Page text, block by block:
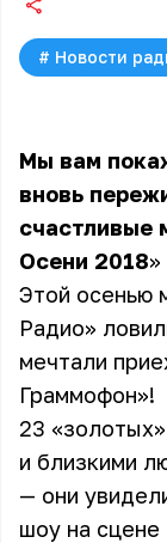
# Новости
Мы вам
вновь
счастливые
Осени 2018»
Этой осенью
Радио»
мечтали
Граммофон»!
23
и близкими
— они
шоу на сцене